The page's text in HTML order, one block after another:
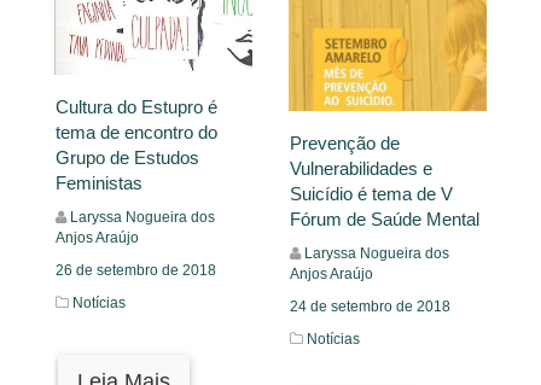
Cultura do Estupro é
tema de encontro do
Grupo de Estudos
Feministas
Laryssa Nogueira dos
Anjos Araújo
26 de setembro de 2018
Notícias
Prevenção de
Vulnerabilidades e
Suicídio é tema de V
Fórum de Saúde Mental
Laryssa Nogueira dos
Anjos Araújo
24 de setembro de 2018
Notícias